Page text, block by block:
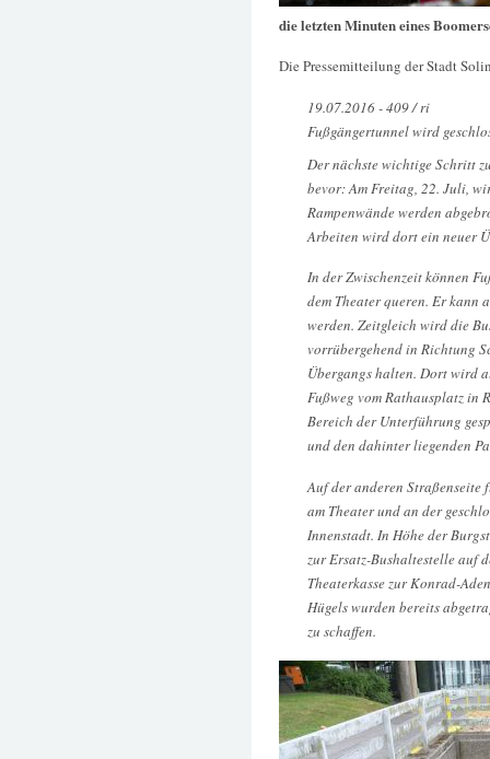
die letzten Minuten eines
Die Pressemitteilung der Stadt
19.07.2016 - 409 / ri
Fußgängertunnel wird
Der nächste wichtige Schritt
bevor: Am Freitag, 22. Juli,
Rampenwände werden
Arbeiten wird dort ein neuer
In der Zwischenzeit können
dem Theater queren. Er kann
werden. Zeitgleich wird die
vorrübergehend in Richtung
Übergangs halten. Dort wird
Fußweg vom Rathausplatz in
Bereich der Unterführung
und den dahinter liegenden
Auf der anderen Straßenseite
am Theater und an der
Innenstadt. In Höhe der
zur Ersatz-Bushaltestelle auf
Theaterkasse zur Konrad-
Hügels wurden bereits
zu schaffen.